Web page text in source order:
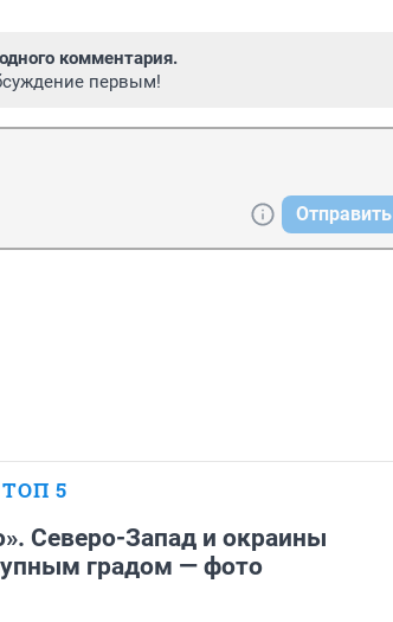
комментария.
первым!
Отправить
ТОП 5
Северо-Запад и окраины
градом — фото